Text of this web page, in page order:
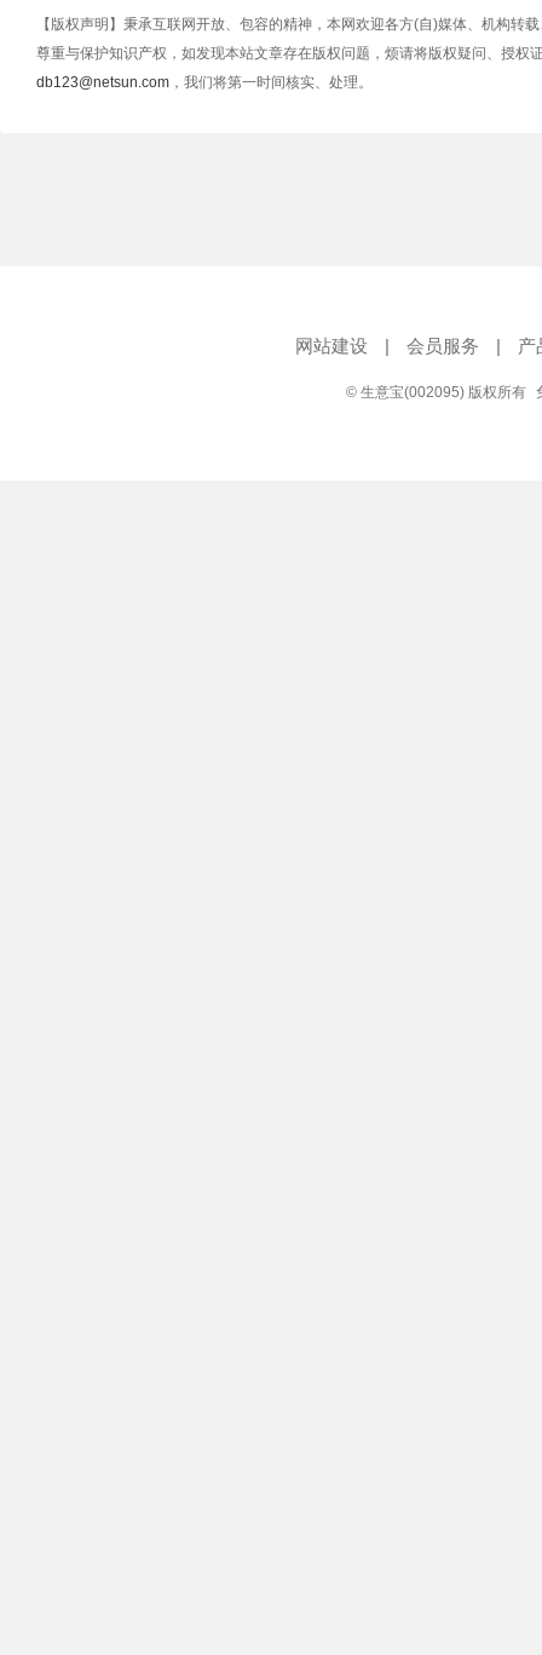
【版权声明】秉承互联网开放、包容的精神，本网欢迎各方(自)媒体、机构转
尊重与保护知识产权，如发现本站文章存在版权问题，烦请将版权疑问、授权
db123@netsun.com ，我们将第一时间核实、处理。
网站建设 | 会员服务 | 产
© 生意宝(002095) 版权所有